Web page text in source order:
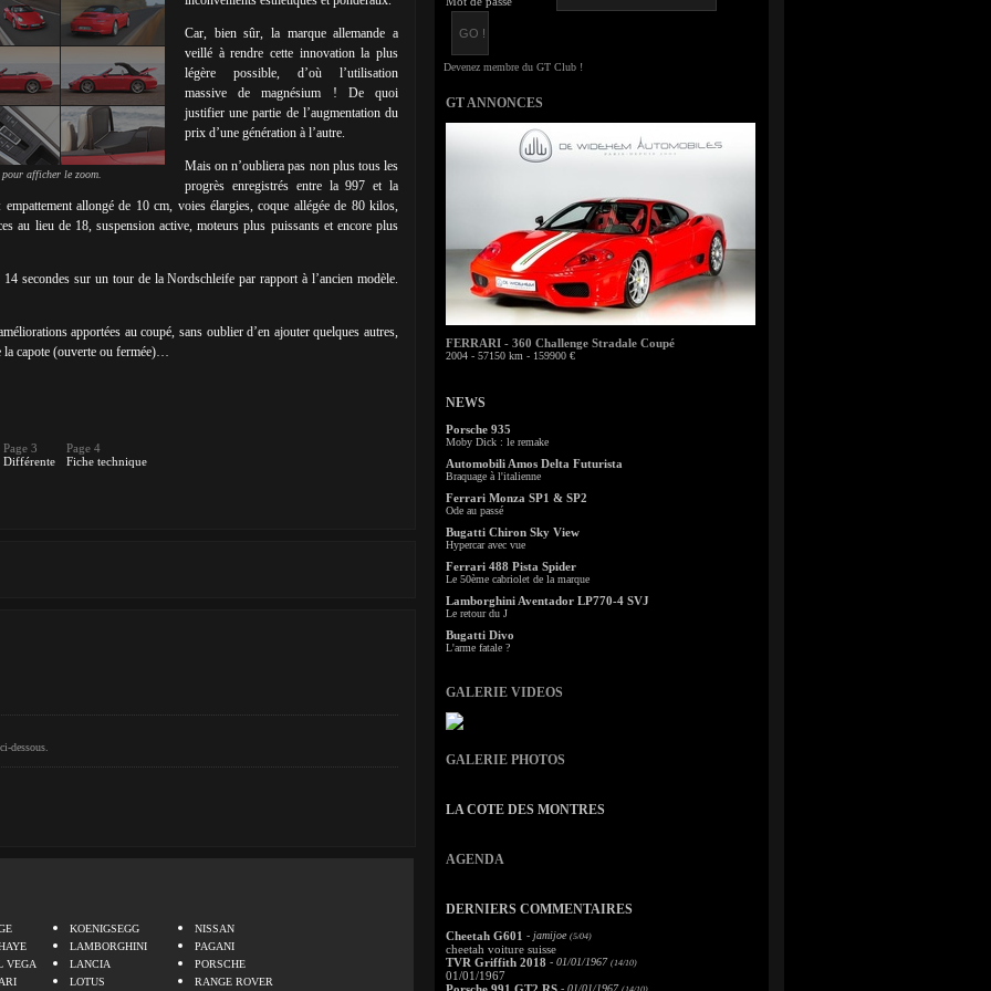
afficher le zoom.
Car, bien sûr, la marque allemande a
veillé à rendre cette innovation la plus
légère possible, d’où l’utilisation
massive de magnésium ! De quoi
justifier une partie de l’augmentation du
prix d’une génération à l’autre.
Mais on n’oubliera pas non plus tous les
progrès enregistrés entre la 997 et la
allongé de 10 cm, voies élargies, coque allégée de 80 kilos,
au lieu de 18, suspension active, moteurs plus puissants et encore plus
secondes sur un tour de la Nordschleife par rapport à l’ancien modèle.
apportées au coupé, sans oublier d’en ajouter quelques autres,
la capote (ouverte ou fermée)…
Page 3
Différente
Page 4
Fiche technique
dessous.
VEGA
KOENIGSEGG
LAMBORGHINI
LANCIA
LOTUS
NISSAN
PAGANI
PORSCHE
RANGE ROVER
GT ANNONCES
FERRARI - 360 Challenge Stradale Coupé
2004 - 57150 km - 159900 €
NEWS
Porsche 935
Moby Dick : le remake
Automobili Amos Delta Futurista
Braquage à l'italienne
Ferrari Monza SP1 & SP2
Ode au passé
Bugatti Chiron Sky View
Hypercar avec vue
Ferrari 488 Pista Spider
Le 50ème cabriolet de la marque
Lamborghini Aventador LP770-4 SVJ
Le retour du J
Bugatti Divo
L'arme fatale ?
GALERIE VIDEOS
GALERIE PHOTOS
LA COTE DES MONTRES
AGENDA
DERNIERS COMMENTAIRES
Cheetah G601 - jamijoe (5/04)
cheetah voiture suisse
TVR Griffith 2018 - 01/01/1967 (14/10)
01/01/1967
- 01/01/1967